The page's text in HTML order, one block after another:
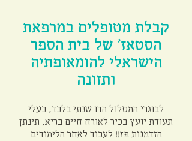
קבלת מטופלים במרפאת
הסטאז' של בית הספר
הישראלי להומאופתיה
ותזונה
לבוגרי המסלול הדו שנתי בלבד, בעלי
תעודת יועץ בכיר לאורח חיים בריא, תינתן
הזדמנות פז!! לעבוד לאחר הלימודים